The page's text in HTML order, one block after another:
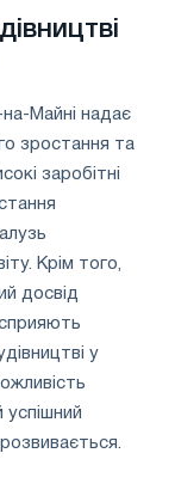
Майні надає
зростання та
заробітні
Крім того,
досвід
у
успішний